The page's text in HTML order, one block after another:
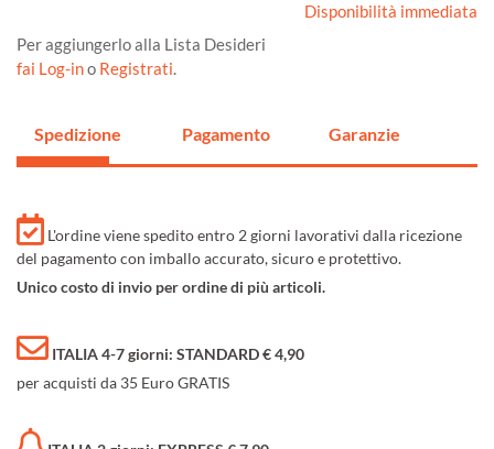
Disponibilità immediata
Per aggiungerlo alla Lista Desideri
fai Log-ino Registrati.
Spedizione Pagamento Garanzie
L'ordine viene spedito entro 2 giorni lavorativi dalla ricezione
del pagamento con imballo accurato, sicuro e protettivo.
Unico costo di invio per ordine di più articoli.
ITALIA 4-7 giorni: STANDARD € 4,90
per acquisti da 35 Euro GRATIS